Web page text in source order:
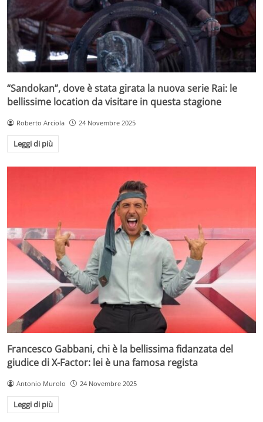
“Sandokan”, dove è stata girata la nuova serie Rai: le
bellissime location da visitare in questa stagione
Roberto Arciola 24 Novembre 2025
Leggi di più
Francesco Gabbani, chi è la bellissima fidanzata del
giudice di X-Factor: lei è una famosa regista
Antonio Murolo 24 Novembre 2025
Leggi di più